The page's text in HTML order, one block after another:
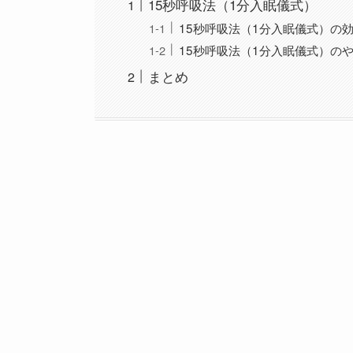
15秒呼吸法（1分入眠儀式）
15秒呼吸法（1分入眠儀式）の
15秒呼吸法（1分入眠儀式）の
まとめ